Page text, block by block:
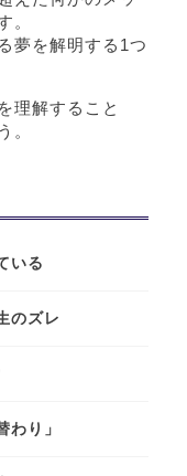
。
夢を解明する1つ
理解すること
。
いる
のズレ
わり」